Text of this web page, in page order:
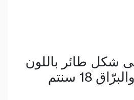
شكل طائر باللون
18 سنتم